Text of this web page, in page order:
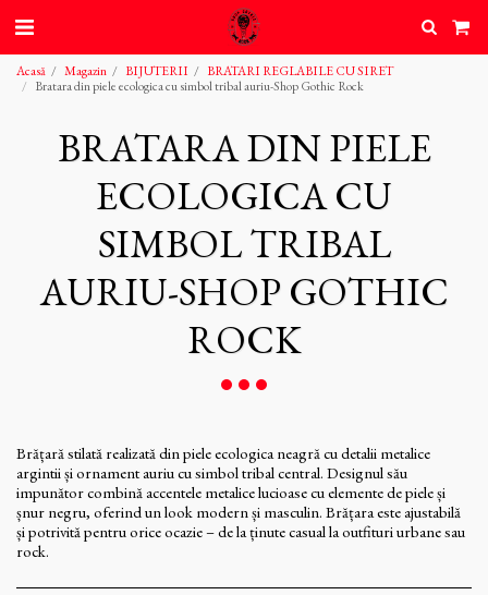
Acasă Magazin BIJUTERII
BRATARI REGLABILE CU SIRET
Bratara din piele ecologica cu simbol tribal auriu-Shop Gothic Rock
BRATARA DIN PIELE
ECOLOGICA CU
SIMBOL TRIBAL
AURIU-SHOP GOTHIC
ROCK
Brățară stilată realizată din piele ecologica neagră cu detalii metalice
argintii și ornament auriu cu simbol tribal central. Designul său
impunător combină accentele metalice lucioase cu elemente de piele și
șnur negru, oferind un look modern și masculin. Brățara este ajustabilă
și potrivită pentru orice ocazie – de la ținute casual la outfituri urbane sau
rock.